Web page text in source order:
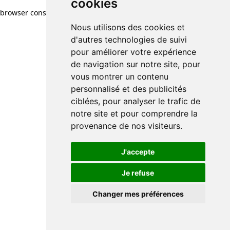
cookies
Nous utilisons des cookies et
d'autres technologies de suivi
pour améliorer votre expérience
de navigation sur notre site, pour
vous montrer un contenu
personnalisé et des publicités
ciblées, pour analyser le trafic de
notre site et pour comprendre la
provenance de nos visiteurs.
J'accepte
Je refuse
Changer mes préférences
cookies
Nous utilisons des cookies et
d'autres technologies de suivi
pour améliorer votre expérience
de navigation sur notre site, pour
vous montrer un contenu
personnalisé et des publicités
ciblées, pour analyser le trafic de
notre site et pour comprendre la
provenance de nos visiteurs.
J'accepte
Je refuse
Changer mes préférences
browser console for more information)